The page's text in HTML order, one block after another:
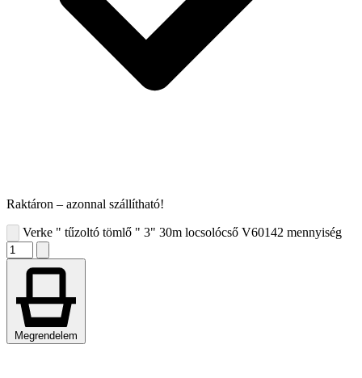
Raktáron – azonnal szállítható!
Verke " tűzoltó tömlő " 3" 30m locsolócső V60142 mennyiség
Megrendelem